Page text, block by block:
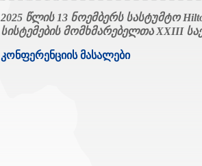
2025 წლის13 ნოემბერსსასტუმტო
სისტემების მომხმარებელთა XXIII
კონფერენციის მასალები